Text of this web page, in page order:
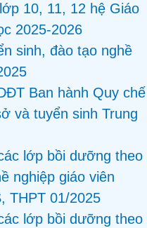
10, 11, 12 hệ Giáo
2025-2026
sinh, đào tạo nghề
Ban hành Quy chế
và tuyển sinh Trung
lớp bồi dưỡng theo
nghiệp giáo viên
THPT 01/2025
lớp bồi dưỡng theo